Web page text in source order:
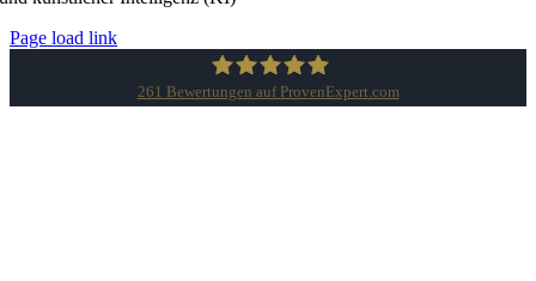
Page load link
261 Bewertungen auf ProvenExpert.com